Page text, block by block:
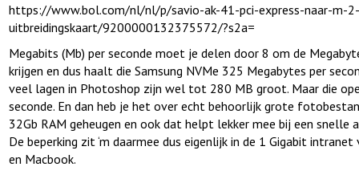
https://www.bol.com/nl/nl/p/savio-ak-41-pci-express-naar-m-
uitbreidingskaart/9200000132375572/?s2a=
Megabits (Mb) per seconde moet je delen door 8 om de
krijgen en dus haalt die Samsung NVMe 325 Megabytes per
veel lagen in Photoshop zijn wel tot 280 MB groot. Maar die
seconde. En dan heb je het over echt behoorlijk grote
32Gb RAM geheugen en ook dat helpt lekker mee bij een snelle
De beperking zit ‘m daarmee dus eigenlijk in de 1 Gigabit
en Macbook.